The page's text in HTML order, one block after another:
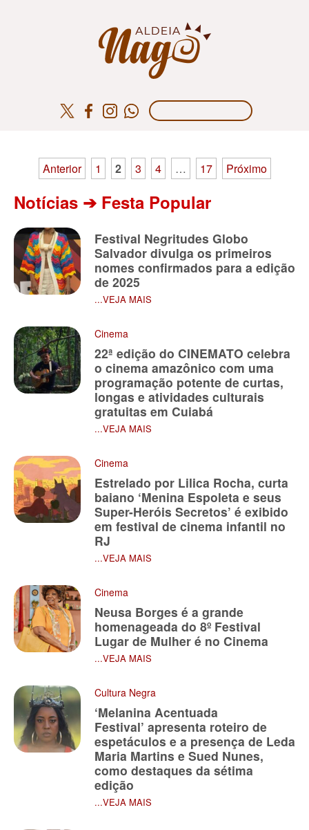
Paginação
de
Anterior 1 2 3 4 … 17 Próximo
Notícias ➔ Festa Popular
Festival Negritudes Globo
Salvador divulga os primeiros
nomes confirmados para a edição
de 2025
...VEJA MAIS
Cinema
22ª edição do CINEMATO celebra
o cinema amazônico com uma
programação potente de curtas,
longas e atividades culturais
gratuitas em Cuiabá
...VEJA MAIS
Cinema
Estrelado por Lilica Rocha, curta
baiano ‘Menina Espoleta e seus
Super-Heróis Secretos’ é exibido
em festival de cinema infantil no
RJ
...VEJA MAIS
Cinema
Neusa Borges é a grande
homenageada do 8º Festival
Lugar de Mulher é no Cinema
...VEJA MAIS
Cultura Negra
‘Melanina Acentuada
Festival’ apresenta roteiro de
espetáculos e a presença de Leda
Maria Martins e Sued Nunes,
como destaques da sétima
edição
...VEJA MAIS